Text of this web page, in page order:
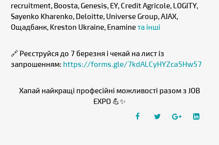
recruitment, Boosta, Genesis, EY, Credit Agricole, LOGITY,
Sayenko Kharenko, Deloitte, Universe Group, AJAX,
Ощадбанк, Kreston Ukraine, Enamineта інші
🔗 Реєструйся до 7 березня і чекай на лист із
запрошенням: https://forms.gle/7kdALCyHYZca5Hw57
Хапай найкращі професійні можливості разом з JOB
EXPO 💪✨